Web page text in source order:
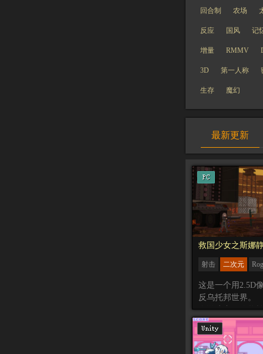
回合制 农场
反应 国风 记
增量 RMMV
3D 第一人称
生存 魔幻
最新更新
救国少女之斯娜
射击 二次元
像素
横板
这是一个用2.5D
反乌托邦世界。
在游戏中，你将
公司的职工“斯娜
护你的防卫对象
人的攻击。